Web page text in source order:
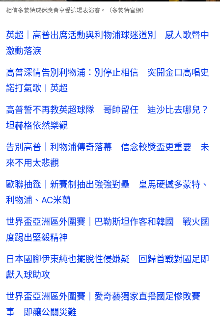
相信多蒙特球迷應會享受這場表演賽。（多蒙特官網）
英超｜高普出席活動與利物浦球迷道別 感人歌聲中
激動落淚
高普深情告別利物浦：別停止相信 突開金口高唱史
諾打氣歌︱英超
高普誓不再教英超球隊 哥帥留任 迪沙比去哪兒？
坦赫格依然樂觀
告別高普｜利物浦傳奇落幕 信念較獎盃更重要 未
來不用太悲觀
歐聯抽籤｜新賽制抽出強強對壘 皇馬硬撼多蒙特、
利物浦、AC米蘭
世界盃亞洲區外圍賽｜巴勒斯坦作客和韓國 戰火國
度踢出堅毅精神
日本國腳伊東純也擺脫性侵嫌疑 回歸首戰對國足即
獻入球助攻
世界盃亞洲區外圍賽｜愛奇藝獨家直播國足慘敗賽
事 即釀公關災難